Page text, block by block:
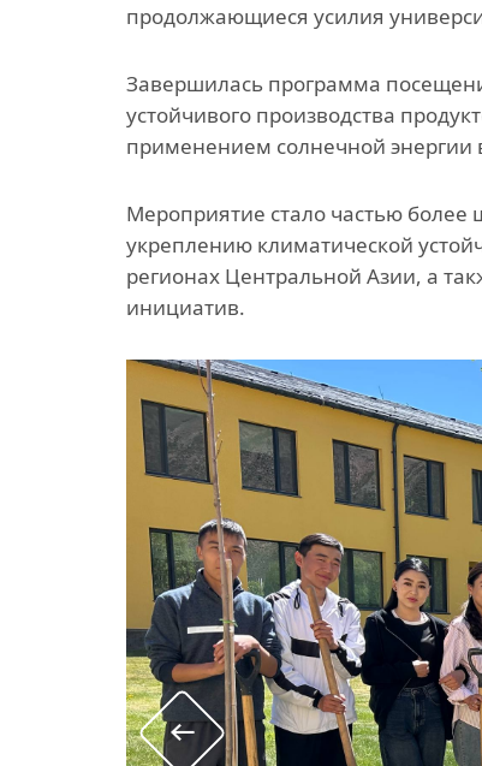
продолжающиеся усилия
Завершилась программа
устойчивого производства
применением солнечной энергии
Мероприятие стало частью более
укреплению климатической
регионах Центральной Азии, а
инициатив.